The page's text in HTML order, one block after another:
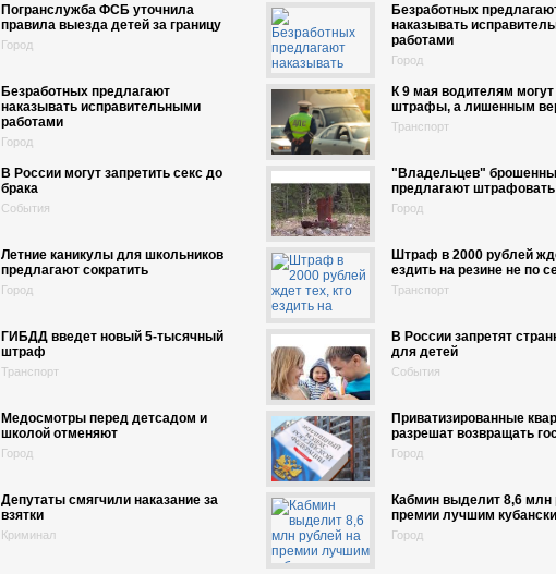
Погранслужба ФСБ уточнила
правила выезда детей за границу
Город
Безработных
наказывать
работами
Город
Безработных предлагают
наказывать исправительными
работами
Город
К 9 мая водителям
штрафы, а лишенным
Транспорт
В России могут запретить секс до
брака
События
"Владельцев"
предлагают штрафовать
Город
Летние каникулы для школьников
предлагают сократить
Город
Штраф в 2000 рублей
ездить на резине не по
Транспорт
ГИБДД введет новый 5-тысячный
штраф
Транспорт
В России запретят
для детей
События
Медосмотры перед детсадом и
школой отменяют
Город
Приватизированные
разрешат возвращать
Город
Депутаты смягчили наказание за
взятки
Криминал
Кабмин выделит 8,6 млн
премии лучшим
Город